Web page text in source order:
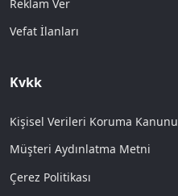
Reklam Ver
Vefat İlanları
Kvkk
Kişisel Verileri Koruma Kanunu
Müşteri Aydınlatma Metni
Çerez Politikası